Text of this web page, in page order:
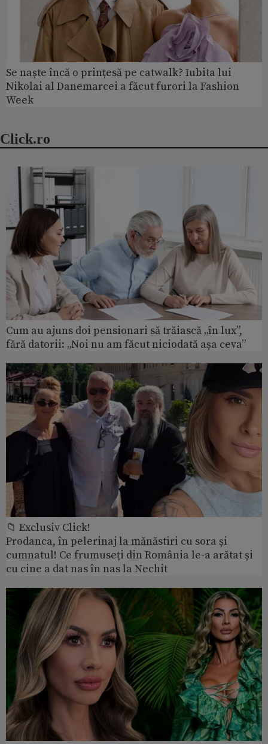
Se naște încă o prințesă pe catwalk? Iubita lui
Nikolai al Danemarcei a făcut furori la Fashion
Week
Click.ro
Cum au ajuns doi pensionari să trăiască „în lux”,
fără datorii: „Noi nu am făcut niciodată așa ceva”
📁 Exclusiv Click!
Prodanca, în pelerinaj la mănăstiri cu sora și
cumnatul! Ce frumuseți din România le-a arătat și
cu cine a dat nas în nas la Nechit